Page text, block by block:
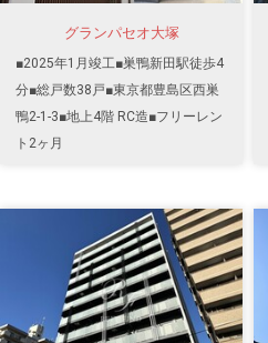
グランパセオ大塚
■2025年1月竣工■巣鴨新田駅徒歩4
分■総戸数38戸■東京都豊島区西巣
鴨2-1-3■地上4階 RC造■フリーレン
ト2ヶ月